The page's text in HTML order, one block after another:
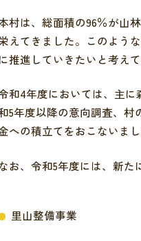
のアクセス
画
録・証明
・年金
境・安全
育
設
所
わせ窓口一覧
アクセシビリティ方針
報の取り扱いについて
村は、総面積の96％が山
えてきました。このよう
に推進していきたいと考えて
和4年度においては、主
5年度以降の意向調査、
への積立てをおこないまし
なお、令和5年度には、新た
里山整備事業